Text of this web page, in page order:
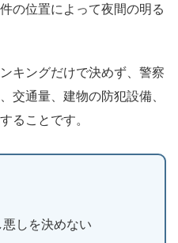
の位置によって夜間の明る
キングだけで決めず、警察
交通量、建物の防犯設備、
ることです。
しを決めない